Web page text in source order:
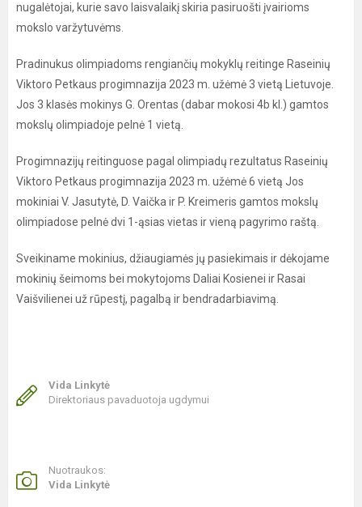
nugalėtojai, kurie savo laisvalaikį skiria pasiruošti įvairioms
mokslo varžytuvėms.
Pradinukus olimpiadoms rengiančių mokyklų reitinge Raseinių
Viktoro Petkaus progimnazija 2023 m. užėmė 3 vietą Lietuvoje.
Jos 3 klasės mokinys G. Orentas (dabar mokosi 4b kl.) gamtos
mokslų olimpiadoje pelnė 1 vietą.
Progimnazijų reitinguose pagal olimpiadų rezultatus Raseinių
Viktoro Petkaus progimnazija 2023 m. užėmė 6 vietą Jos
mokiniai V. Jasutytė, D. Vaička ir P. Kreimeris gamtos mokslų
olimpiadose pelnė dvi 1-ąsias vietas ir vieną pagyrimo raštą.
Sveikiname mokinius, džiaugiamės jų pasiekimais ir dėkojame
mokinių šeimoms bei mokytojoms Daliai Kosienei ir Rasai
Vaišvilienei už rūpestį, pagalbą ir bendradarbiavimą.
Vida Linkytė
Direktoriaus pavaduotoja ugdymui
Nuotraukos:
Vida Linkytė